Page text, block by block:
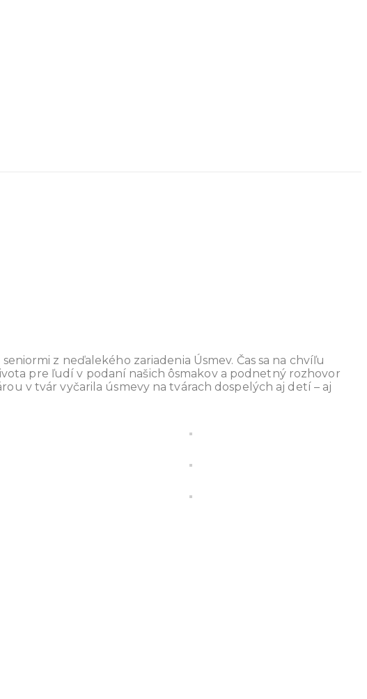
z neďalekého zariadenia Úsmev. Čas sa na chvíľu
pre ľudí v podaní našich ôsmakov a podnetný rozhovor
v tvár vyčarila úsmevy na tvárach dospelých aj detí – aj